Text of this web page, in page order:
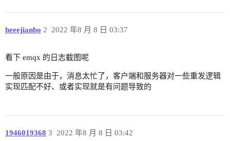
heeejianbo 2022 年8 月 8 日 03:37
2
看下 emqx 的日志截图呢
一般原因是由于，消息太忙了，客户端和服务器对一些重发逻辑
实现匹配不好、或者实现就是有问题导致的
1946019368 2022 年8 月 8 日 03:42
3